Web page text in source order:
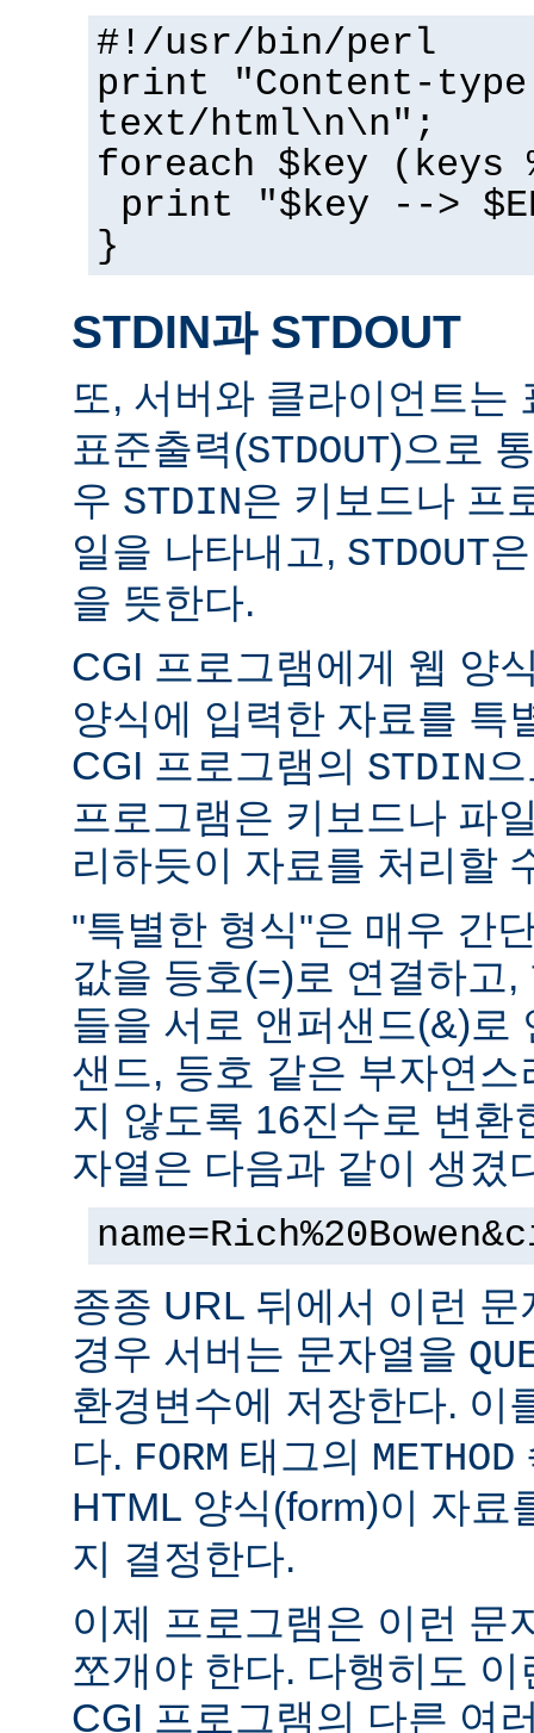
#!/usr/bin/perl
print "Content-
text/html\n\n";
foreach $key (keys
print "$key -->
}
STDIN과 STDOUT
또, 서버와 클라이언트는
표준출력(STDOUT)으로
우 STDIN은 키보드나 프
일을 나타내고, STDOUT
을 뜻한다.
CGI 프로그램에게 웹 양
양식에 입력한 자료를 특
CGI 프로그램의 STDIN
프로그램은 키보드나 파
리하듯이 자료를 처리할
"특별한 형식"은 매우 간
값을 등호(=)로 연결하고
들을 서로 앤퍼샌드(&)로
샌드, 등호 같은 부자연
지 않도록 16진수로 변환
자열은 다음과 같이 생겼
종종 URL 뒤에서 이런
경우 서버는 문자열을
환경변수에 저장한다. 이
다. FORM 태그의 METHOD
HTML 양식(form)이 자료
지 결정한다.
이제 프로그램은 이런 문
쪼개야 한다. 다행히도
CGI 프로그램의 다른 여